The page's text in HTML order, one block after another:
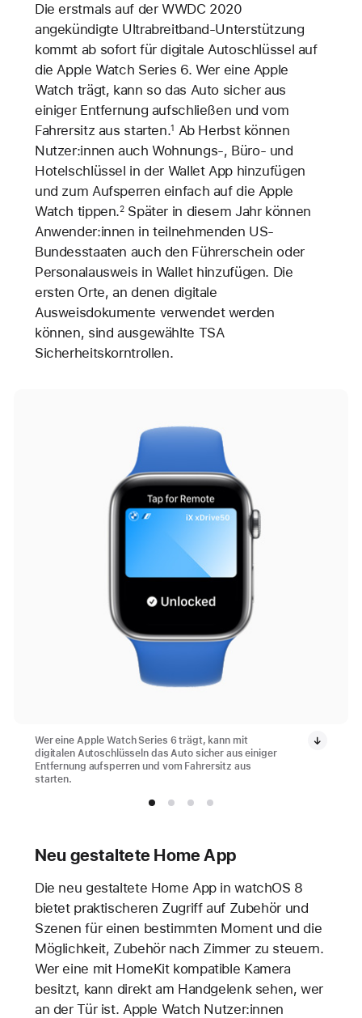
Die erstmals auf der WWDC 2020
angekündigte Ultrabreitband-Unterstützung
kommt ab sofort für digitale Autoschlüssel auf
die Apple Watch Series 6. Wer eine Apple
Watch trägt, kann so das Auto sicher aus
einiger Entfernung aufschließen und vom
Fahrersitz aus starten.1 Ab Herbst können
Nutzer:innen auch Wohnungs-, Büro- und
Hotelschlüssel in der Wallet App hinzufügen
und zum Aufsperren einfach auf die Apple
Watch tippen.2Später in diesem Jahr können
Anwender:innen in teilnehmenden US-
Bundesstaaten auch den Führerschein oder
Personalausweis in Wallet hinzufügen. Die
ersten Orte, an denen digitale
Ausweisdokumente verwendet werden
können, sind ausgewählte TSA
Sicherheitskorntrollen.
Wer eine Apple Watch Series 6 trägt, kann mit
digitalen Autoschlüsseln das Auto sicher aus einiger
Entfernung aufsperren und vom Fahrersitz aus
starten.
Neu gestaltete Home App
Die neu gestaltete Home App in watchOS 8
bietet praktischeren Zugriff auf Zubehör und
Szenen für einen bestimmten Moment und die
Möglichkeit, Zubehör nach Zimmer zu steuern.
Wer eine mit HomeKit kompatible Kamera
besitzt, kann direkt am Handgelenk sehen, wer
an der Tür ist. Apple Watch Nutzer:innen